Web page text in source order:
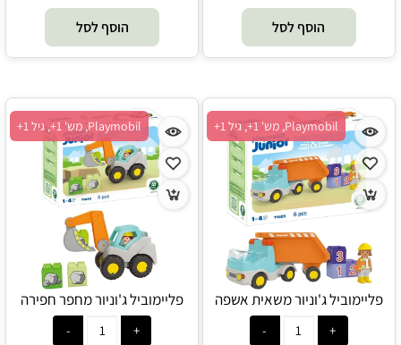
הוסף לסל הוסף לסל
Playmobil, מש' 1+, גיל 1+
פליימוביל ג'וניור משאית אשפה
71685 - Playmobil
Playmobil, מש' 1+, גיל 1+
פליימוביל ג'וניור מחפר חפירה
71684 - Playmobil